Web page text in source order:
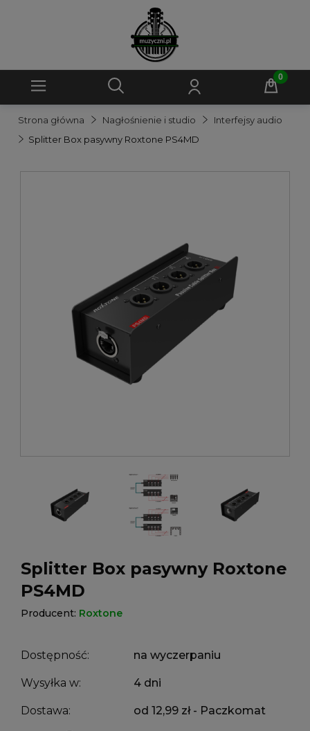
Strona główna Nagłośnienie i studio
Interfejsy audio
Splitter Box pasywny Roxtone PS4MD
Splitter Box pasywny Roxtone
PS4MD
Producent: Roxtone
Dostępność: na wyczerpaniu
Wysyłka w: 4 dni
Dostawa: od 12,99 zł - Paczkomat